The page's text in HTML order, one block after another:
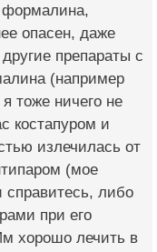
формалина,
опасен, даже
препараты с
(например
тоже ничего не
костапуром и
излечилась от
(мое
либо
при его
хорошо лечить в